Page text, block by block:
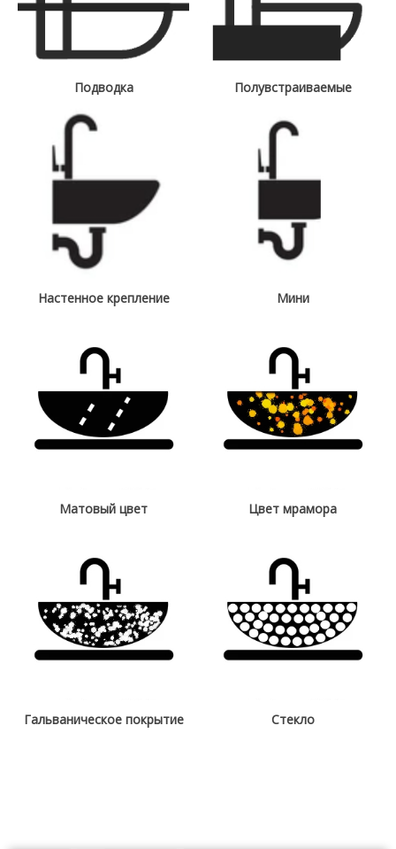
Подводка Полувстраиваемые
Настенное крепление Мини
Матовый цвет Цвет мрамора
Гальваническое покрытие Стекло